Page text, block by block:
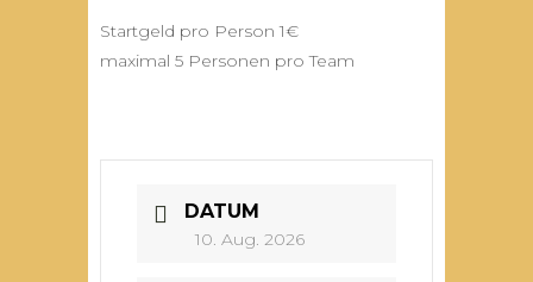
Startgeld pro Person 1€
maximal 5 Personen pro Team
DATUM
10. Aug. 2026